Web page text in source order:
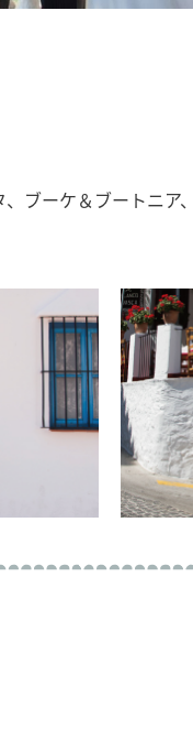
ブーケ＆ブートニア